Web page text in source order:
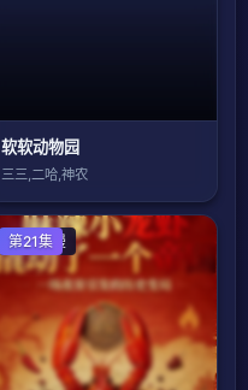
软软动物园
三三,二哈,神农
国产动漫
第21集